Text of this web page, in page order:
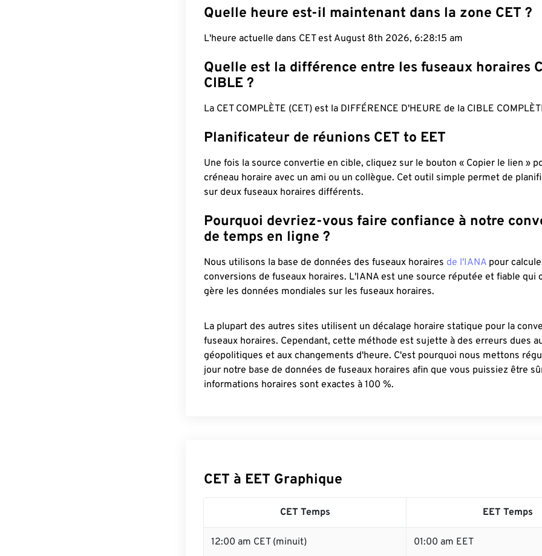
Quelle heure est-il maintenant dans la zone CET ?
L'heure actuelle dans CET est August 8th 2026, 6:28:16 am
Quelle est la différence entre les fuseaux horaires
CIBLE ?
La CET COMPLÈTE (CET) est la DIFFÉRENCE D'HEURE de la CIBLE
Planificateur de réunions CET to EET
Une fois la source convertie en cible, cliquez sur le bouton « Copier le lien »
créneau horaire avec un ami ou un collègue. Cet outil simple permet de
sur deux fuseaux horaires différents.
Pourquoi devriez-vous faire confiance à notre
de temps en ligne ?
Nous utilisons la base de données des fuseaux horaires de l'IANA pour
conversions de fuseaux horaires. L'IANA est une source réputée et fiable qui
gère les données mondiales sur les fuseaux horaires.
La plupart des autres sites utilisent un décalage horaire statique pour la
fuseaux horaires. Cependant, cette méthode est sujette à des erreurs dues
géopolitiques et aux changements d'heure. C'est pourquoi nous mettons
jour notre base de données de fuseaux horaires afin que vous puissiez être
informations horaires sont exactes à 100 %.
CET à EET Graphique
CET Temps EET Temps
12:00 am CET (minuit) 01:00 am EET